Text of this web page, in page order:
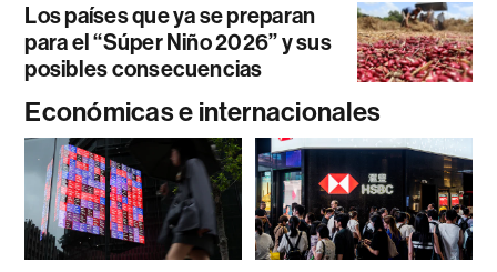
Los países que ya se preparan
para el “Súper Niño 2026” y sus
posibles consecuencias
Económicas e internacionales